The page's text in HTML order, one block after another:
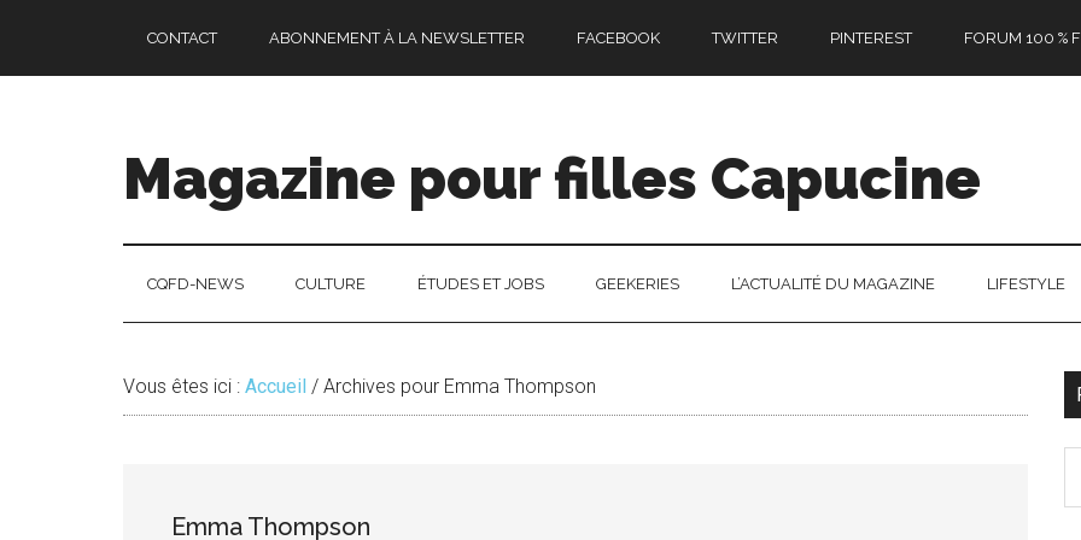
contenu
secondary
la
CONTACT ABONNEMENT À LA NEWSLETTER FACEBOOK TWITTER PINTEREST FORUM 100 %
Magazine pour filles Capucine
CQFD-NEWS CULTURE ÉTUDES ET JOBS GEEKERIES L’ACTUALITÉ DU MAGAZINE LIFESTYLE
Vous êtes ici : Accueil / Archives pour Emma Thompson
Emma Thompson